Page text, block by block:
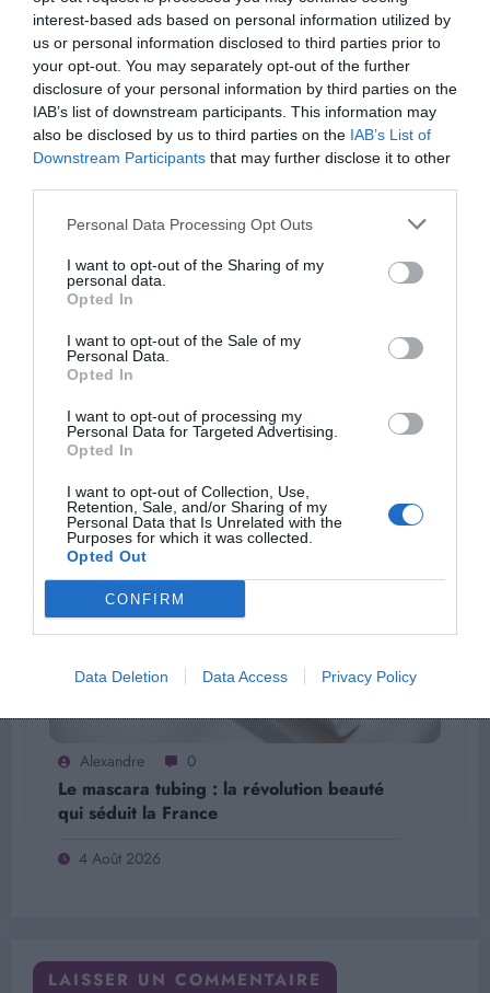
interest-based ads based on personal information utilized by
us or personal information disclosed to third parties prior to
your opt-out. You may separately opt-out of the further
disclosure of your personal information by third parties on the
IAB’s list of downstream participants. This information may
also be disclosed by us to third parties on the IAB’s List of
Downstream Participants that may further disclose it to other
Personal Data Processing Opt Outs
I want to opt-out of the Sharing of my
personal data.
Opted In
I want to opt-out of the Sale of my
Personal Data.
Opted In
I want to opt-out of processing my
Personal Data for Targeted Advertising.
Opted In
I want to opt-out of Collection, Use,
Retention, Sale, and/or Sharing of my
Personal Data that Is Unrelated with the
Purposes for which it was collected.
Opted Out
CONFIRM
Data Deletion Data Access Privacy Policy
Alexandre 0
Comment faire tenir sa tresse toute la
journée cet été
5 Août 2026
Alexandre
Hydrafacial Capillaire : Le Secret pour
Plus de Volume
Alexandre 0
Le mascara tubing : la révolution beauté
qui séduit la France
4 Août 2026
LAISSER UN COMMENTAIRE